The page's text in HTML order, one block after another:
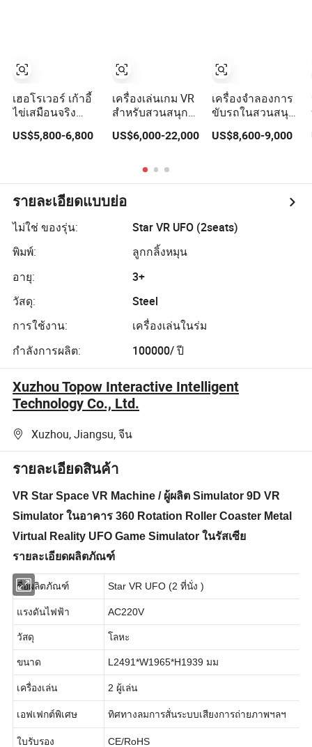
เฮอโรเวอร์ เก้าอี้
ไข่เสมือนจริง
ร่มและกลางแจ้ง
เสมือนจริงสำหรับ
ห้างสรรพสินค้า
US$5,800-6,800
เครื่องเล่นเกม VR
สำหรับสวนสนุก
ลงทุนในสวนสนุก
US$6,000-22,000
เครื่องจำลองการ
ขับรถในสวนสนุก
อุปกรณ์ความจริง
US$8,600-9,000
รายละเอียดแบบย่อ
ไม่ใช่ ของรุ่น:
Star VR UFO (2seats)
พิมพ์:
ลูกกลิ้งหมุน
อายุ:
3+
วัสดุ:
Steel
การใช้งาน:
เครื่องเล่นในร่ม
กำลังการผลิต:
100000/ ปี
Xuzhou Topow Interactive Intelligent
Technology Co., Ltd.
Xuzhou, Jiangsu, จีน
รายละเอียดสินค้า
VR Star Space VR Machine / ผู้ผลิต Simulator 9D VR
Simulator ในอาคาร 360 Rotation Roller Coaster Metal
Virtual Reality UFO Game Simulator ในรัสเซีย
รายละเอียดผลิตภัณฑ์
ชื่อผลิตภัณฑ์ Star VR UFO (2 ที่นั่ง )
แรงดันไฟฟ้า AC220V
วัสดุ โลหะ
ขนาด L2491*W1965*H1939 มม
เครื่องเล่น 2 ผู้เล่น
เอฟเฟกต์พิเศษ ทิศทางลมการสั่นระบบเสียงการถ่ายภาพฯลฯ